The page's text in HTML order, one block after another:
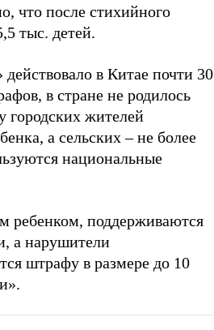
что после стихийного
тыс. детей.
в Китае почти 30
в стране не родилось
городских жителей
а сельских – не более
национальные
ребенком, поддерживаются
а нарушители
штрафу в размере до 10